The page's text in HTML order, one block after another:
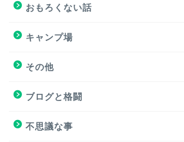
おもろくない話
キャンプ場
その他
ブログと格闘
不思議な事